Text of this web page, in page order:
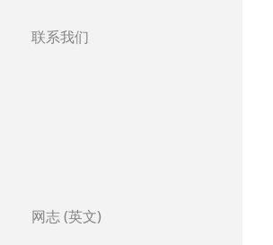
联系我们
网志 (英文)